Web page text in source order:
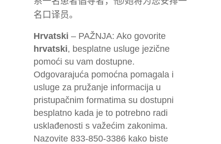
名口译员。
Hrvatski – PAŽNJA: Ako govorite
hrvatski, besplatne usluge jezične
pomoći su vam dostupne.
Odgovarajuća pomoćna pomagala i
usluge za pružanje informacija u
pristupačnim formatima su dostupni
besplatno kada je to potrebno radi
usklađenosti s važećim zakonima.
Nazovite 833-850-3386 kako biste